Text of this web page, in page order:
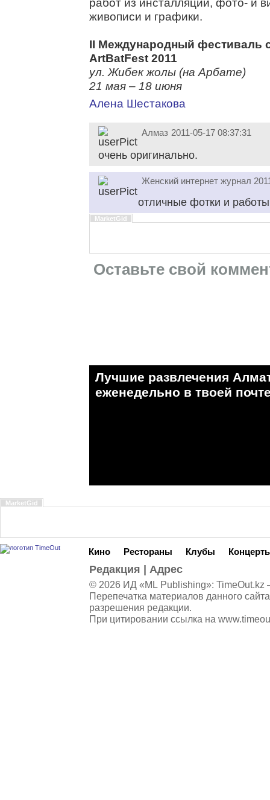
живописи и графики.
II Международный фестиваль
ArtBatFest 2011
ул. Жибек жолы (на Арбате)
21 мая – 18 июня
Алена Шестакова
Алмаз 2011-05-17 08:37:31
очень оригинально.
Женский интернет журнал
отличные фотки и работы
MarketGid
Оставьте свой
Лучшие развлечения
eженедельно в твоей
MarketGid
Кино Рестораны Клубы
Редакция Адрес
© 2026 ИД «ML Publishing»: TimeOut.kz
Перепечатка материалов данного
разрешения редакции.
При цитировании ссылка на